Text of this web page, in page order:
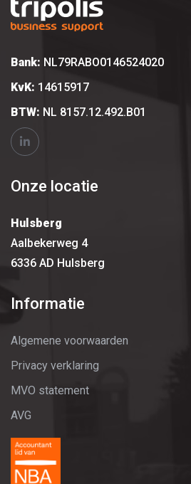
Bank: NL79RABO0146524020
KvK: 14615917
BTW: NL 8157.12.492.B01
Onze locatie
Hulsberg
Aalbekerweg 4
6336 AD Hulsberg
Informatie
Algemene voorwaarden
Privacy verklaring
MVO statement
AVG